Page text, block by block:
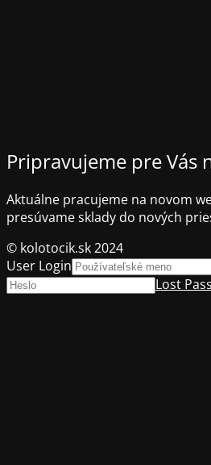
Pripravujeme pre Vás
Aktuálne pracujeme na novom
presúvame sklady do nových
© kolotocik.sk 2024
User Login
Lost